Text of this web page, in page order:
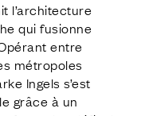
l’architecture
qui fusionne
entre
métropoles
Ingels s’est
grâce à un